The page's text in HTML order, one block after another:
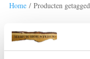
Home/ Producten
gele